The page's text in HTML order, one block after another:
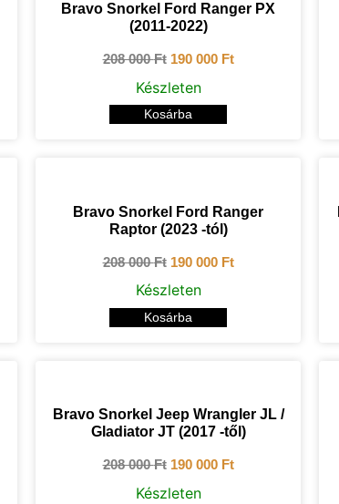
Bravo Snorkel Ford Ranger PX
(2011-2022)
208 000Ft 190 000 Ft
Készleten
Kosárba
Bravo Snorkel Ford Ranger
Raptor (2023 -tól)
208 000Ft 190 000 Ft
Készleten
Kosárba
Bravo Snorkel Jeep Wrangler JL /
Gladiator JT (2017 -től)
208 000Ft 190 000 Ft
Készleten